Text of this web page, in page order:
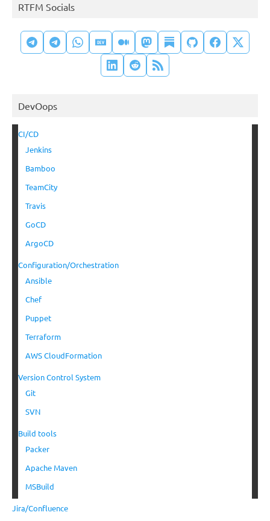
RTFM Socials
DevOops
CI/CD
Jenkins
Bamboo
TeamCity
Travis
GoCD
ArgoCD
Configuration/Orchestration
Ansible
Chef
Puppet
Terraform
AWS CloudFormation
Version Control System
Git
SVN
Build tools
Packer
Apache Maven
MSBuild
Jira/Confluence